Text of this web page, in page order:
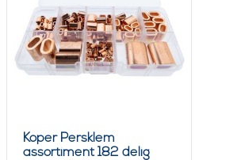
Koper Persklem
assortiment 182 delig